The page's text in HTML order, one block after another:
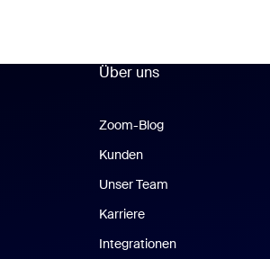
Über uns
Zoom-Blog
Kunden
Unser Team
Karriere
Integrationen